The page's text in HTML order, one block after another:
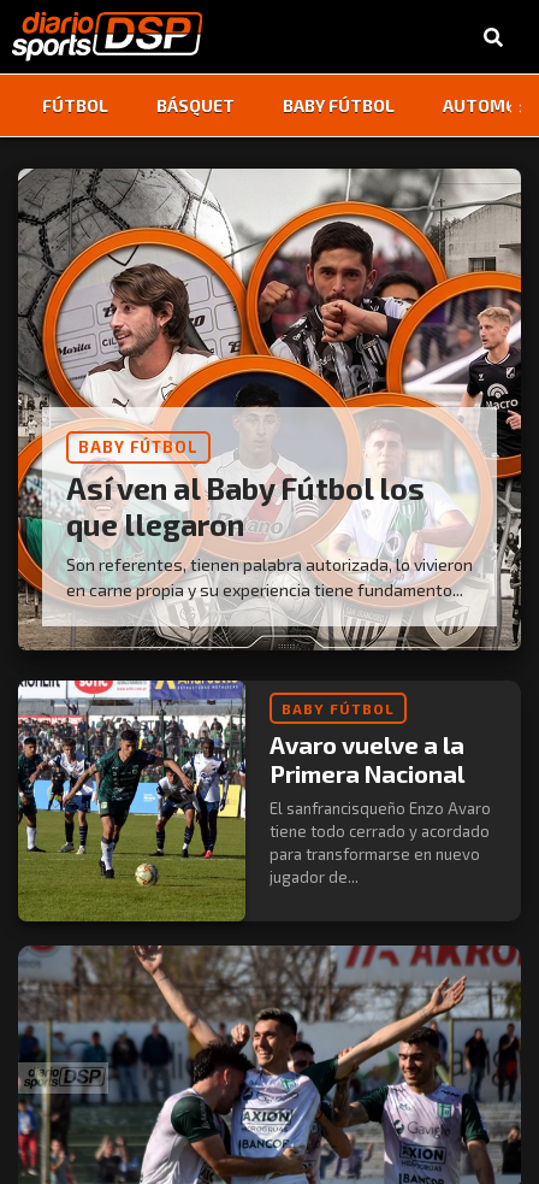
FÚTBOL BÁSQUET BABY FÚTBOL ‹ ›
BABY FÚTBOL
Así ven al Baby Fútbol los
que llegaron
Son referentes, tienen palabra autorizada, lo vivieron
en carne propia y su experiencia tiene fundamento...
BABY FÚTBOL
Avaro vuelve a la
Primera Nacional
El sanfrancisqueño Enzo Avaro
tiene todo cerrado y acordado
para transformarse en nuevo
jugador de...